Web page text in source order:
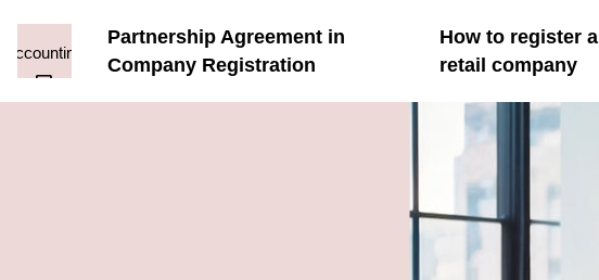
Partnership Agreement in
Company Registration
How to register a
retail company